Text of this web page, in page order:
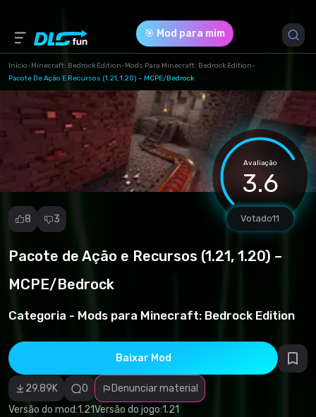
🎯 Mod para mim
Início-Minecraft: Bedrock Edition-Mods Para Minecraft: Bedrock Edition-
Pacote De Ação E Recursos (1.21, 1.20) – MCPE/Bedrock
Avaliação
3.6
Votado11
8 3
Pacote de Ação e Recursos (1.21, 1.20) –
MCPE/Bedrock
Categoria - Mods para Minecraft: Bedrock Edition
Baixar Mod
29.89K 0
Denunciar material
Versão do mod:1.21Versão do jogo:1.21
Denunciar
mod
Violação de
direitos
Categoria
malicioso/vírus
Conteúdo não
funcional
Descrição
Versão do Jogo *
1.21 (Action-Stuff-Resource-Pack-MCPE-
1.21.mcpack)
Download (2.34 Mb)